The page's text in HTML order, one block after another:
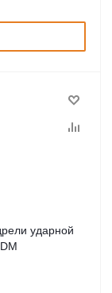
ударной